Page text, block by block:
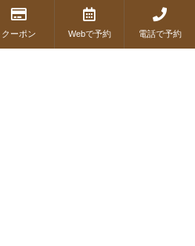
クーポン Webで予約 電話で予約